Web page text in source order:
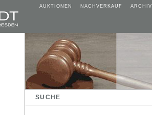
AUKTIONEN NACHVERKAUF ARCHIV
SUCHE